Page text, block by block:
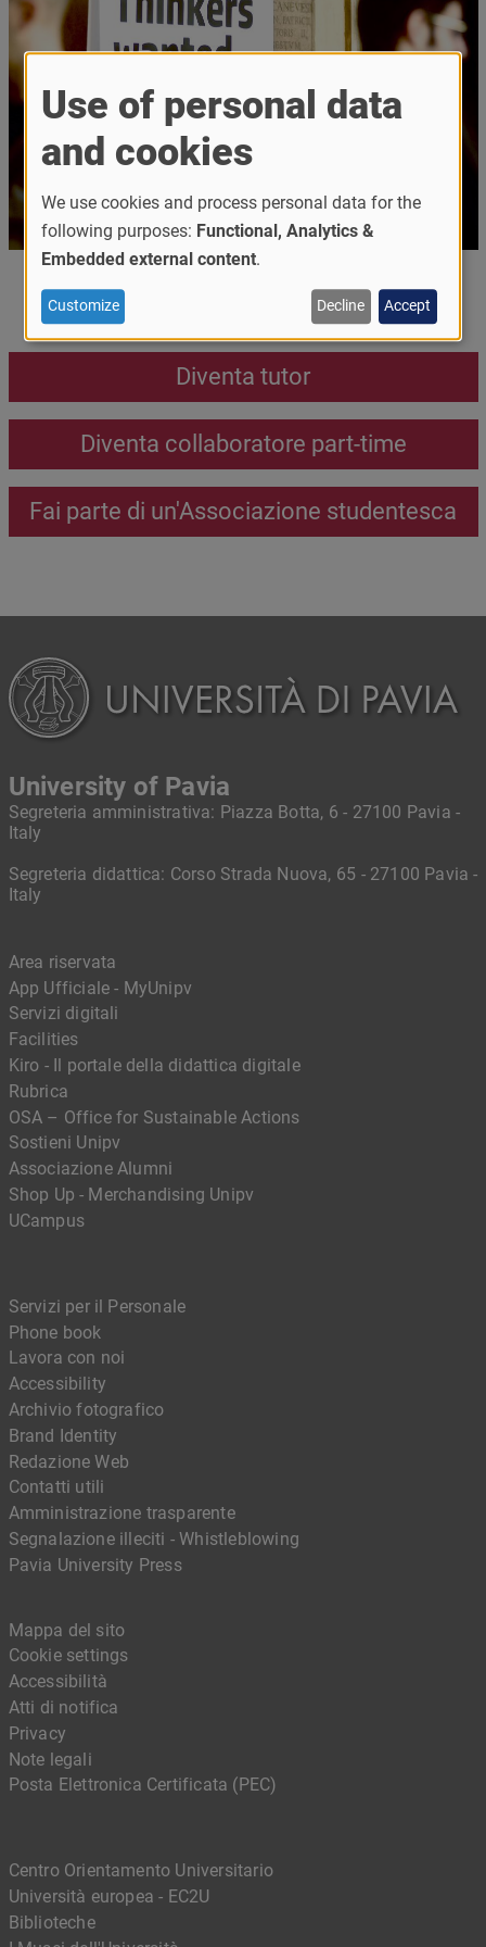
TestoVivi da protagonista la tua esperienza in
Diventa tutor
Diventa collaboratore part-time
Fai parte di un'Associazione studentesca
University of Pavia
Segreteria amministrativa: Piazza Botta, 6 - 27100 Pavia -
Italy
Segreteria didattica: Corso Strada Nuova, 65 - 27100 Pavia -
Italy
Area riservata
App Ufficiale - MyUnipv
Servizi digitali
Facilities
Kiro - Il portale della didattica digitale
Rubrica
OSA – Office for Sustainable Actions
Sostieni Unipv
Associazione Alumni
Shop Up - Merchandising Unipv
UCampus
Servizi per il Personale
Phone book
Lavora con noi
Accessibility
Archivio fotografico
Brand Identity
Redazione Web
Contatti utili
Amministrazione trasparente
Segnalazione illeciti - Whistleblowing
Pavia University Press
Centro Orientamento Universitario
Università europea - EC2U
Biblioteche
Mappa del sito
Cookie settings
Accessibilità
Atti di notifica
Privacy
Note legali
Posta Elettronica Certificata (PEC)
Use of personal data
and cookies
We use cookies and process personal data for the
following purposes: Functional, Analytics &
Embedded external content.
Customize Decline Accept